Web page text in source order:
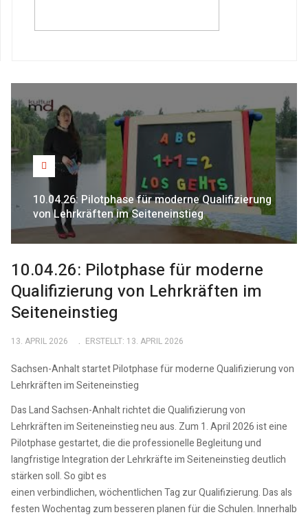
10.04.26: Pilotphase für moderne Qualifizierung
von Lehrkräften im Seiteneinstieg
10.04.26: Pilotphase für moderne
Qualifizierung von Lehrkräften im
Seiteneinstieg
13. APRIL 2026 ERSTELLT: 13. APRIL 2026
Sachsen-Anhalt startet Pilotphase für moderne Qualifizierung von
Lehrkräften im Seiteneinstieg
Das Land Sachsen-Anhalt richtet die Qualifizierung von
Lehrkräften im Seiteneinstieg neu aus. Zum 1. April 2026 ist eine
Pilotphase gestartet, die die professionelle Begleitung und
langfristige Integration der Lehrkräfte im Seiteneinstieg deutlich
stärken soll. So gibt es
einen verbindlichen, wöchentlichen Tag zur Qualifizierung. Das als
festen Wochentag zum besseren planen für die Schulen. Innerhalb